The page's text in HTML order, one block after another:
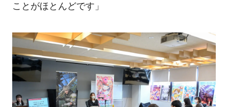
ことがほとんどです」